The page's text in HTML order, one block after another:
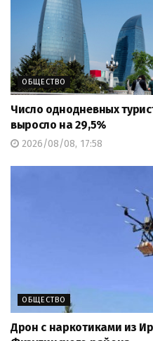
ОБЩЕСТВО
Число однодневных
выросло на 29,5%
2026/08/08, 17:58
ОБЩЕСТВО
Дрон с наркотиками из